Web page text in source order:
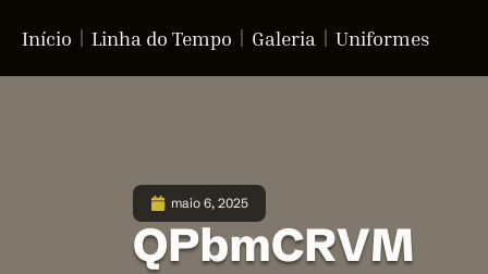
Início Linha do Tempo Galeria Uniformes
maio 6, 2025
QPbmCRVM